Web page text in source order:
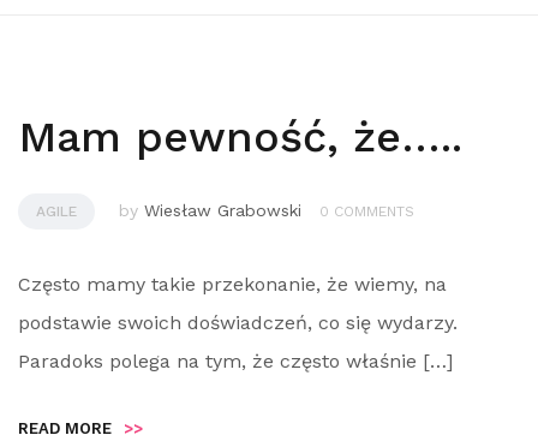
Mam pewność, że…..
AGILE by Wiesław Grabowski 0 COMMENTS
Często mamy takie przekonanie, że wiemy, na
podstawie swoich doświadczeń, co się wydarzy.
Paradoks polega na tym, że często właśnie […]
READ MORE >>